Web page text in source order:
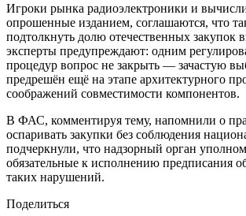
Игроки рынка радиоэлектроники и
опрошенные изданием, соглашаются, что
подтолкнуть долю отечественных закупок
эксперты предупреждают: одним
процедур вопрос не закрыть — зачастую
предрешён ещё на этапе архитектурного
соображений совместимости компонентов.
В ФАС, комментируя тему, напомнили о
оспаривать закупки без соблюдения
подчеркнули, что надзорный орган
обязательные к исполнению предписания
таких нарушений.
Поделиться